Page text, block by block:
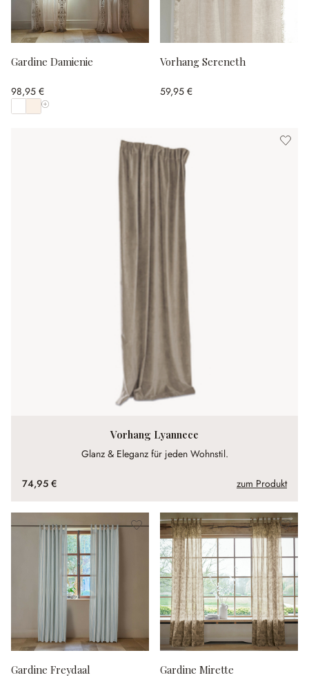
Gardine Damienie
98,95 €
Alle Farben anzeigen
Vorhang Sereneth
59,95 €
Vorhang Lyannece
Glanz & Eleganz für jeden Wohnstil.
74,95 € zum Produkt
Gardine Freydaal Gardine Mirette